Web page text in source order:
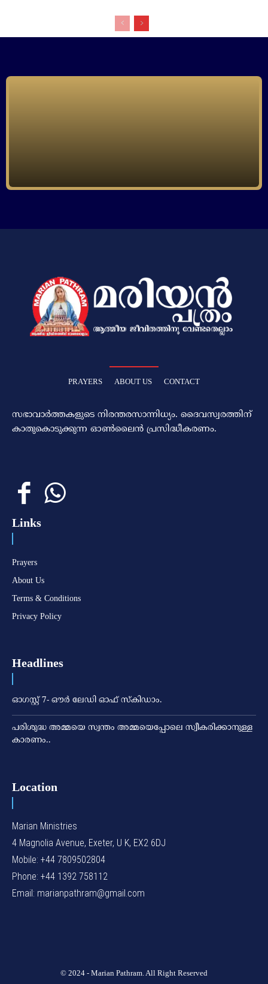
PRAYERS ABOUT US CONTACT
സഭാവാര്‍ത്തകളുടെ നിരന്തരസാന്നിധ്യം. ദൈവസ്വരത്തിന്‌
കാതുകൊടുക്കുന്ന ഓണ്‍ലൈന്‍ പ്രസിദ്ധീകരണം.
Links
Prayers
About Us
Terms & Conditions
Privacy Policy
Headlines
ഓഗസ്റ്റ് 7- ഔര്‍ ലേഡി ഓഫ് സ്‌കിഡാം.
പരിശുദ്ധ അമ്മയെ സ്വന്തം അമ്മയെപ്പോലെ സ്വീകരിക്കാനുള്ള
കാരണം..
Location
Marian Ministries
4 Magnolia Avenue, Exeter, U K, EX2 6DJ
Mobile: +44 7809502804
Phone: +44 1392 758112
Email: marianpathram@gmail.com
© 2024 - Marian Pathram. All Right Reserved